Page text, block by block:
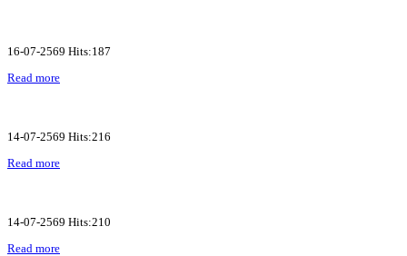
16-07-2569 Hits:187
Read more
14-07-2569 Hits:216
Read more
14-07-2569 Hits:210
Read more